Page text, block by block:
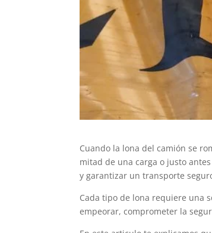
Cuando la lona del camión se
mitad de una carga o justo
y garantizar un transporte
Cada tipo de lona requiere una
empeorar, comprometer la